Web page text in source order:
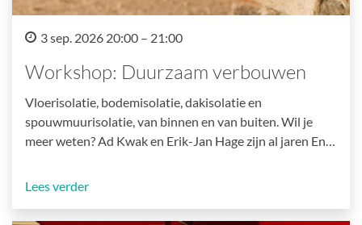
3 sep. 2026 20:00 – 21:00
Workshop: Duurzaam verbouwen
Vloerisolatie, bodemisolatie, dakisolatie en
spouwmuurisolatie, van binnen en van buiten. Wil je
meer weten? Ad Kwak en Erik-Jan Hage zijn al jaren En…
Lees verder